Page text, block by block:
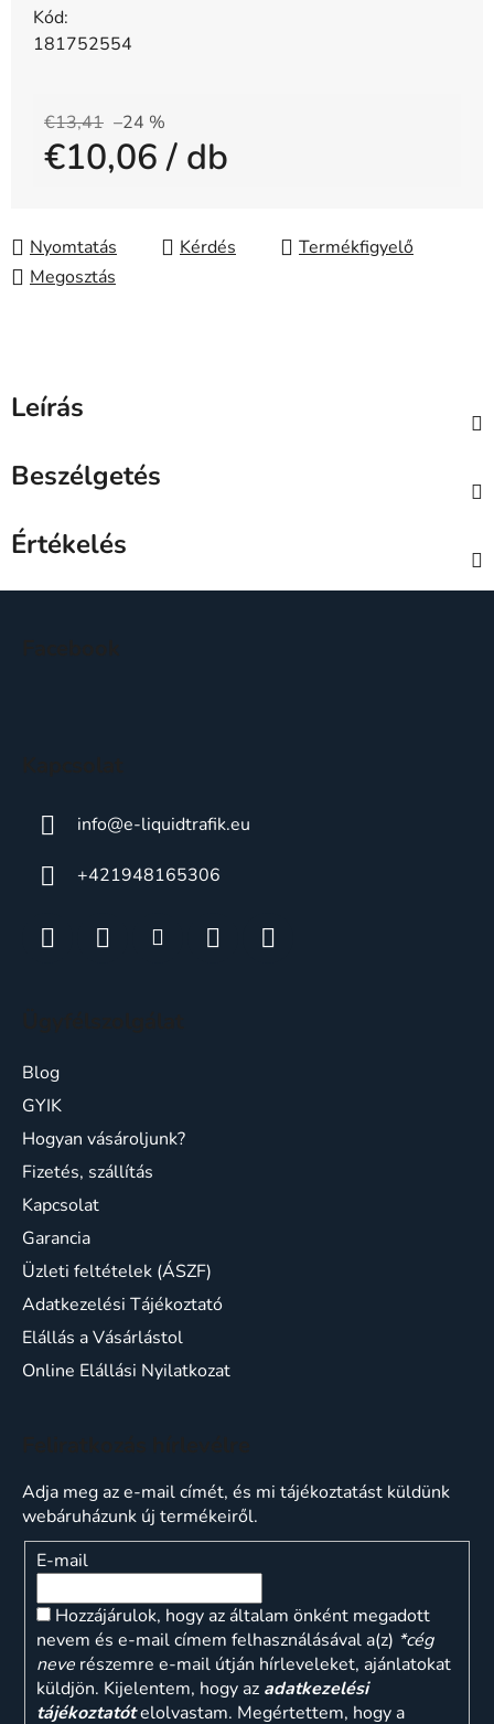
Kód:
181752554
€13,41 –24 %
€10,06/ db
Nyomtatás
Kérdés
Megosztás
Leírás
Beszélgetés
Értékelés
info@e-liquidtrafik.eu
+421948165306
Blog
GYIK
Hogyan vásároljunk?
Fizetés, szállítás
Kapcsolat
Garancia
Üzleti feltételek (ÁSZF)
Adatkezelési Tájékoztató
Elállás a Vásárlástol
Online Elállási Nyilatkozat
Adja meg az e-mail címét, és mi tájékoztatást küldünk
webáruházunk új termékeiről.
E-mail
Hozzájárulok, hogy az általam önként megadott
nevem és e-mail címem felhasználásával a(z) *cég
neve részemre e-mail útján hírleveleket, ajánlatokat
küldjön. Kijelentem, hogy az adatkezelési
tájékoztatótelolvastam. Megértettem, hogy a